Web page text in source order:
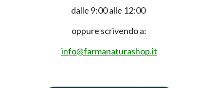
dalle 9:00 alle 12:00
oppure scrivendo a:
info@farmanaturashop.it